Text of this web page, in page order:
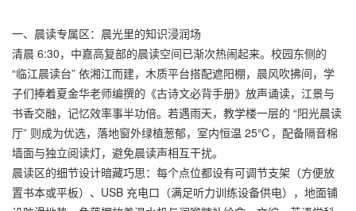
一、晨读专属区：晨光里的知识浸润场​
清晨 6:30，中嘉高复部的晨读空间已渐次热闹起来。校园东侧的
“临江晨读台” 依湘江而建，木质平台搭配遮阳棚，晨风吹拂间，学
子们捧着夏金华老师编撰的《古诗文必背手册》放声诵读，江景与
书香交融，记忆效率事半功倍。若遇雨天，教学楼一层的 “阳光晨读
厅” 则成为优选，落地窗外绿植葱郁，室内恒温 25℃，配备隔音棉
墙面与独立阅读灯，避免晨读声相互干扰。​
晨读区的细节设计暗藏巧思：每个点位都设有可调节支架（方便放
置书本或平板）、USB 充电口（满足听力训练设备供电），地面铺